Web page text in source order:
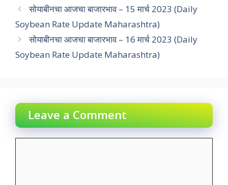
सोयाबीनचा आजचा बाजारभाव – 15 मार्च 2023 (Daily
Soybean Rate Update Maharashtra)
सोयाबीनचा आजचा बाजारभाव – 16 मार्च 2023 (Daily
Soybean Rate Update Maharashtra)
Leave a Comment